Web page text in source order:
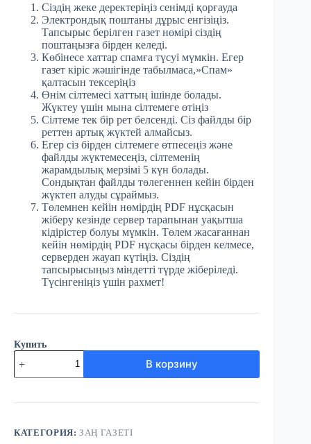
Сіздің жеке деректеріңіз сенімді қорғауда
Электрондық поштаны дұрыс енгізіңіз.
Тапсырыс берілген газет нөмірі сіздің
поштаңызға бірден келеді.
Көбінесе хаттар спамға түсуі мүмкін. Егер
газет кіріс жәшігінде табылмаса,»Спам»
қалтасын тексеріңіз
Өнім сілтемесі хаттың ішінде болады.
Жүктеу үшін мына сілтемеге өтіңіз
Сілтеме тек бір рет белсенді. Сіз файлды бір
реттен артық жүктей алмайсыз.
Егер сіз бірден сілтемеге өтпесеңіз және
файлды жүктемесеңіз, сілтеменің
жарамдылық мерзімі 5 күн болады.
Сондықтан файлды төлегеннен кейін бірден
жүктеп алуды сұраймыз.
Төлемнен кейін нөмірдің PDF нұсқасын
жіберу кезінде сервер тарапынан уақытша
кідірістер болуы мүмкін. Төлем жасағаннан
кейін нөмірдің PDF нұсқасы бірден келмесе,
серверден жауап күтіңіз. Сіздің
тапсырысыңыз міндетті түрде жіберіледі.
Түсінгеніңіз үшін рахмет!
Купить
Количество
товара
№89
Заң
қараша
В корзину
КАТЕГОРИЯ:ЗАҢ ГАЗЕТІ